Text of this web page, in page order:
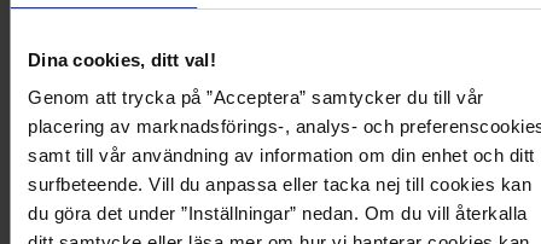
Dina cookies, ditt val!
Genom att trycka på ”Acceptera” samtycker du till vår
placering av marknadsförings-, analys- och
samt till vår användning av information om din enhet och ditt
surfbeteende. Vill du anpassa eller tacka nej till cookies kan
du göra det under ”Inställningar” nedan. Om du vill återkalla
- Lengde fra frontskulder: 55 cm i størrelse S.
kommer fra sertifiserte og kontrollerte kilder. LENZING™ ECOVERO™ fibre
og ECOVERO™ er varemerker fra Lenzing AG.
Produktbeskrivelse
Strikket topp fra Object Collectors Item.